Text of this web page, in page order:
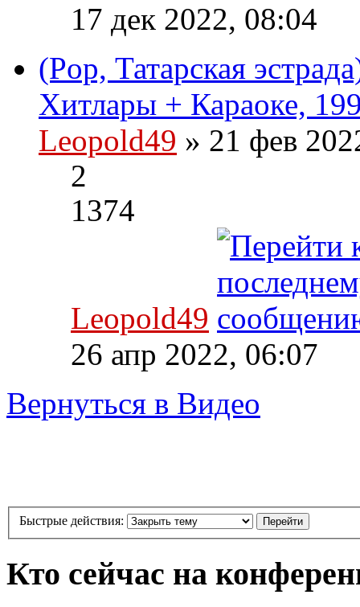
17 дек 2022, 08:04
(Pop, Татарская
Хитлары + Караоке,
Leopold49 » 21 фев
2
1374
Leopold49
26 апр 2022, 06:07
Вернуться в Видео
Быстрые действия:
Кто сейчас на